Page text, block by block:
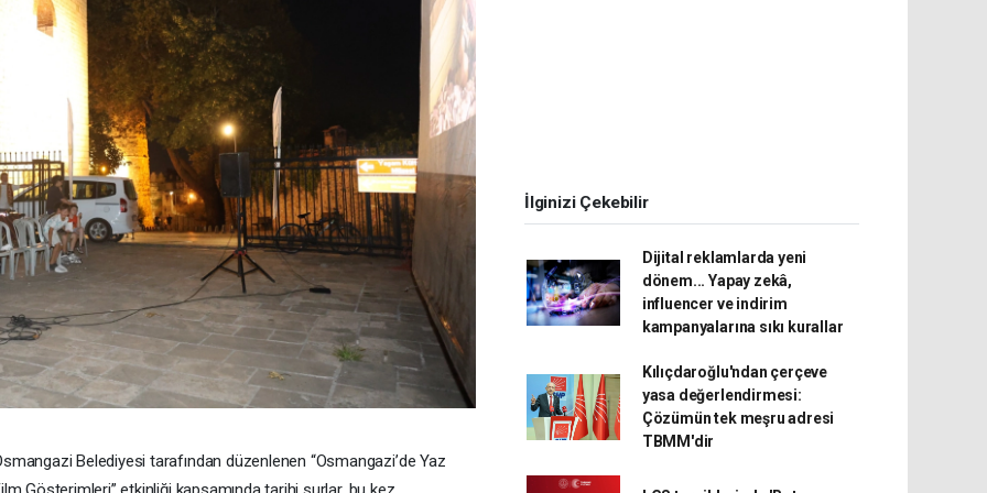
Belediyesi tarafından düzenlenen “Osmangazi’de Yaz
İlginizi Çekebilir
Dijital reklamlarda yeni
dönem... Yapay zekâ,
influencer ve indirim
kampanyalarına sıkı kurallar
Kılıçdaroğlu'ndan çerçeve
yasa değerlendirmesi:
Çözümün tek meşru adresi
TBMM'dir